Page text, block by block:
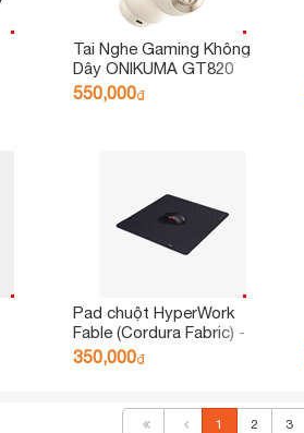
Tai Nghe Gaming Không
Dây ONIKUMA GT820
550,000₫
Pad chuột HyperWork
Fable (Cordura Fabric) -
Size L
350,000₫
1 2 3